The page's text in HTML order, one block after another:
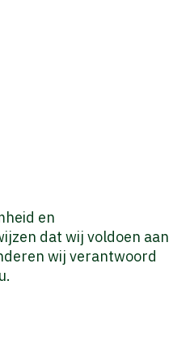
en
dat wij voldoen aan
wij verantwoord